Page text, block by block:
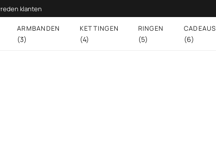
klanten
ARMBANDEN
(3)
KETTINGEN
(4)
RINGEN
(5)
CADEAUS
(6)